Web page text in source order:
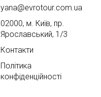
yana@evrotour.com.ua
02000, м. Київ, пр.
Ярославський, 1/3
Контакти
Політика
конфіденційності